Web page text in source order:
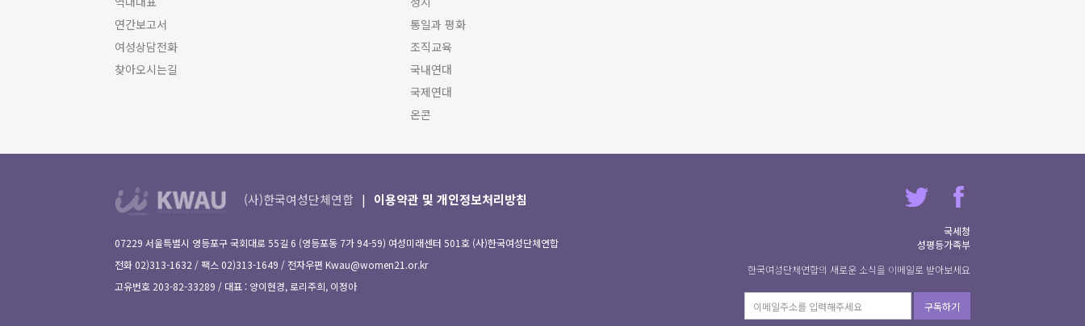
연간보고서
여성상담전화
찾아오시는길
통일과 평화
조직교육
국내연대
국제연대
온콘
(사)한국여성단체연합 이용약관 및 개인정보처리방침
07229 서울특별시 영등포구 국회대로 55길 6 (영등포동 7가 94-59) 여성미래센터 501호 (사)한국여성단체연합
전화 02)313-1632 / 팩스 02)313-1649 / 전자우편 Kwau@women21.or.kr
고유번호 203-82-33289 / 대표 : 양이현경, 로리주희, 이정아
국세청
성평등가족부
한국여성단체연합의 새로운 소식을 이메일로 받아보세요
구독하기